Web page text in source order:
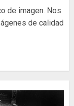
de imagen. Nos
de calidad